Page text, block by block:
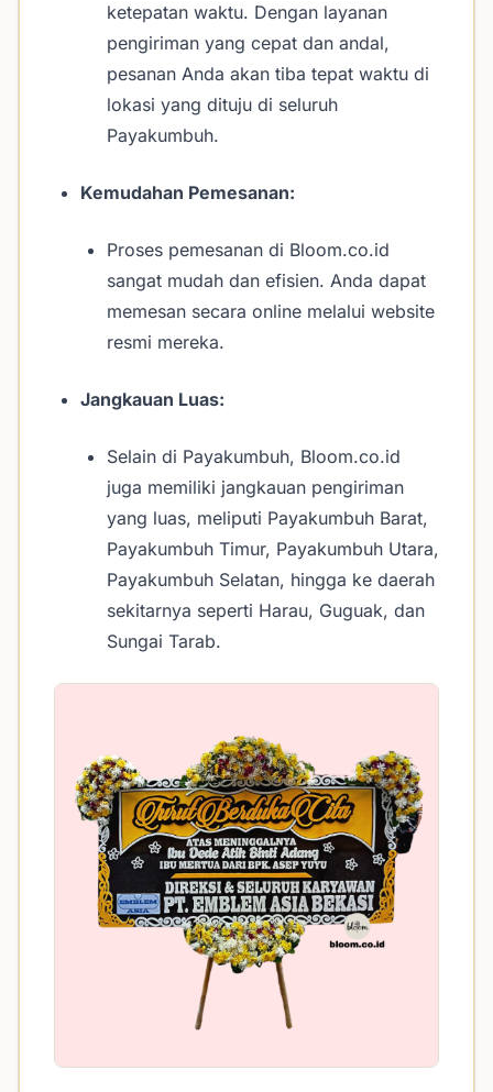
ketepatan waktu. Dengan layanan
pengiriman yang cepat dan andal,
pesanan Anda akan tiba tepat waktu di
lokasi yang dituju di seluruh
Payakumbuh.
Kemudahan Pemesanan:
Proses pemesanan di Bloom.co.id
sangat mudah dan efisien. Anda dapat
memesan secara online melalui website
resmi mereka.
Jangkauan Luas:
Selain di Payakumbuh, Bloom.co.id
juga memiliki jangkauan pengiriman
yang luas, meliputi Payakumbuh Barat,
Payakumbuh Timur, Payakumbuh Utara,
Payakumbuh Selatan, hingga ke daerah
sekitarnya seperti Harau, Guguak, dan
Sungai Tarab.